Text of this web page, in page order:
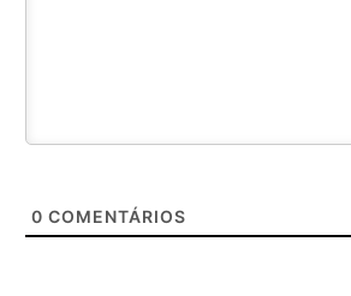
0 COMENTÁRIOS